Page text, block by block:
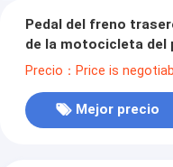
Pedal del freno
de la motocicleta del
dinastía de GXT200 II
Precio：Price is
Mejor precio